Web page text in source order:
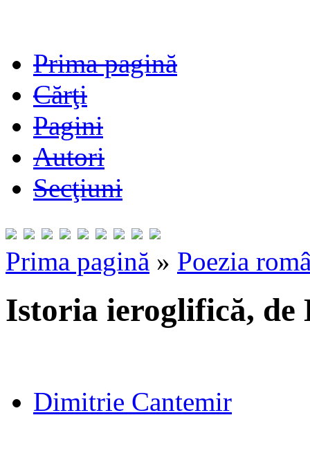
Prima pagină
Cărţi
Pagini
Autori
Secţiuni
Prima pagină » Poezia
Istoria ieroglifică,
Dimitrie Cantemir